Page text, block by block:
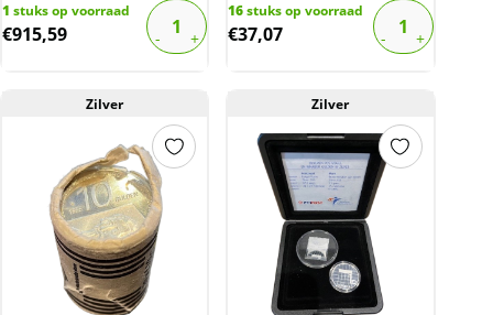
1 stuks op voorraad
€915,59
16stuks op voorraad
€37,07
Zilver Zilver